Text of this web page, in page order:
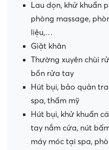
Lau dọn, khử khuẩn
phòng massage,
liệu,…
Giặt khăn
Thường xuyên chùi
bồn rửa tay
Hút bụi, bảo quản
spa, thẩm mỹ
Hút bụi, khử khuẩn
tay nắm cửa, nút
máy móc tại spa,